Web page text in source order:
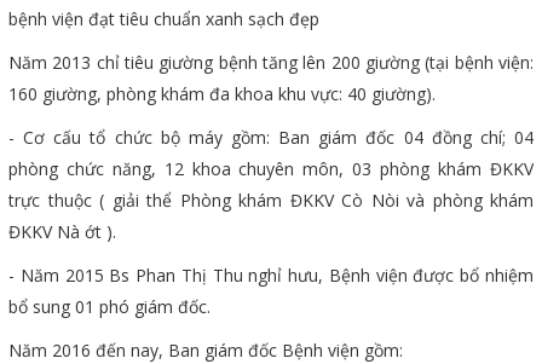
bệnh viện đạt tiêu chuẩn xanh sạch đẹp
Năm 2013 chỉ tiêu giường bệnh tăng lên 200 giường (tại bệnh viện:
160 giường, phòng khám đa khoa khu vực: 40 giường).
- Cơ cấu tổ chức bộ máy gồm: Ban giám đốc 04 đồng chí; 04
phòng chức năng, 12 khoa chuyên môn, 03 phòng khám ĐKKV
trực thuộc ( giải thể Phòng khám ĐKKV Cò Nòi và phòng khám
ĐKKV Nà ớt ).
- Năm 2015 Bs Phan Thị Thu nghỉ hưu, Bệnh viện được bổ nhiệm
bổ sung 01 phó giám đốc.
Năm 2016 đến nay, Ban giám đốc Bệnh viện gồm: